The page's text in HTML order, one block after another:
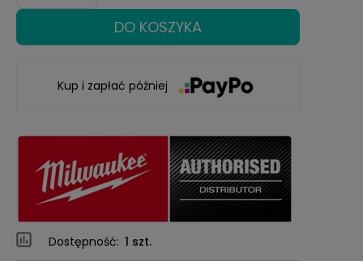
DO KOSZYKA
Kup i zapłać później
Dostępność: 1 szt.